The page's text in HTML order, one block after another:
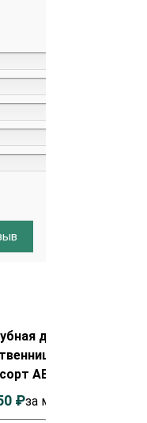
доска из
45х90х2000
АВ
₽за м²